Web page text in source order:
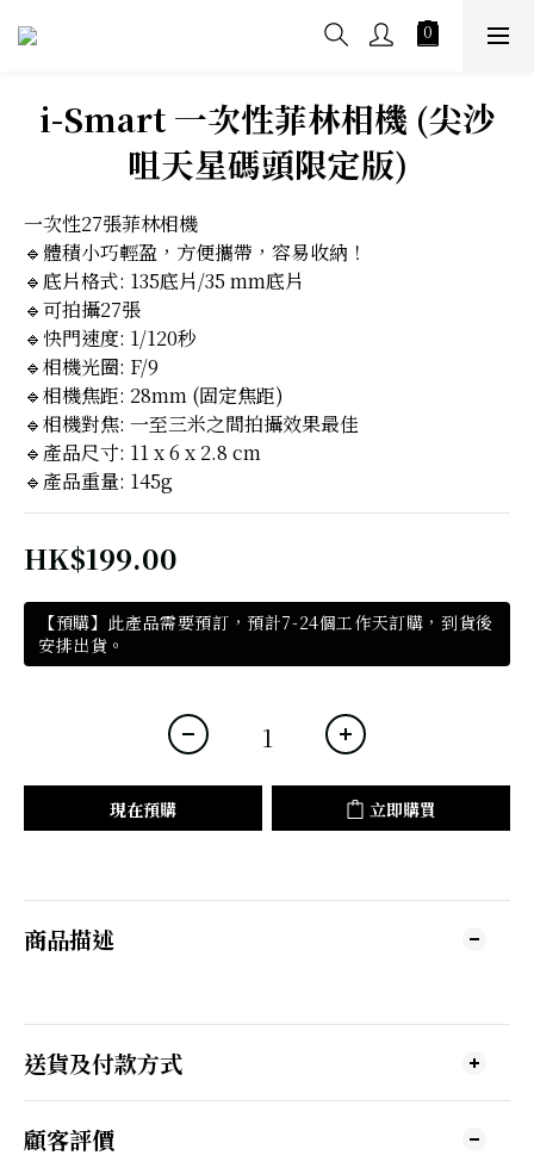
i-Smart 一次性菲林相機 (尖沙
咀天星碼頭限定版)
一次性27張菲林相機
🔹體積小巧輕盈，方便攜帶，容易收納！
🔹底片格式: 135底片/35 mm底片
🔹可拍攝27張
🔹快門速度: 1/120秒
🔹相機光圈: F/9
🔹相機焦距: 28mm (固定焦距)
🔹相機對焦: 一至三米之間拍攝效果最佳
🔹產品尺寸: 11 x 6 x 2.8 cm
🔹產品重量: 145g
HK$199.00
【預購】此產品需要預訂，預計7-24個工作天訂購，到貨後
安排出貨。
現在預購 立即購買
商品描述
送貨及付款方式
顧客評價